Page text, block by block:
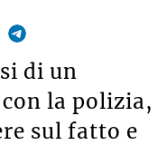
di un
la polizia,
sul fatto e